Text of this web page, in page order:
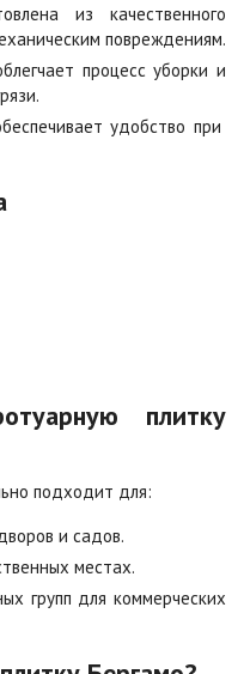
Красная
Цена по запросу
Меланж
Серая
Сомон
из качественного
повреждениям.
процесс уборки и
удобство при
плитку
подходит для:
и садов.
местах.
групп для коммерческих